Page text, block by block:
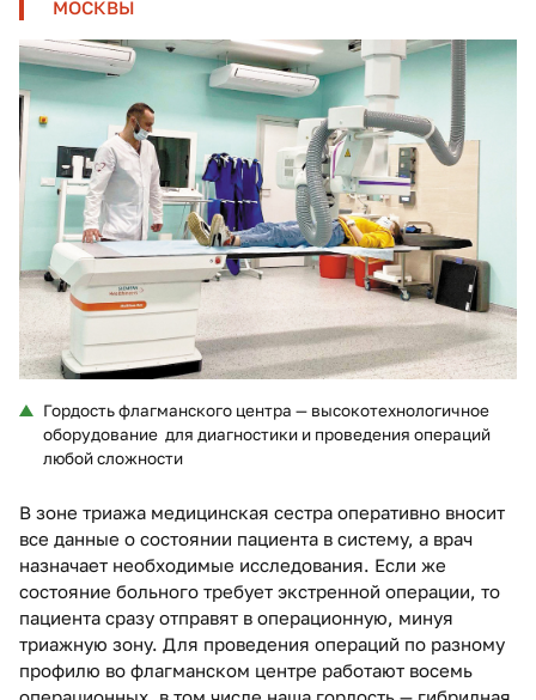
МОСКВЫ
Гордость флагманского центра — высокотехнологичное
оборудование для диагностики и проведения операций
любой сложности
В зоне триажа медицинская сестра оперативно вносит
все данные о состоянии пациента в систему, а врач
назначает необходимые исследования. Если же
состояние больного требует экстренной операции, то
пациента сразу отправят в операционную, минуя
триажную зону. Для проведения операций по разному
профилю во флагманском центре работают восемь